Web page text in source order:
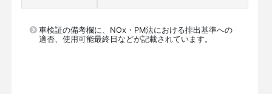
車検証の備考欄に、NOx・PM法における排出基準への
適否、使用可能最終日などが記載されています。